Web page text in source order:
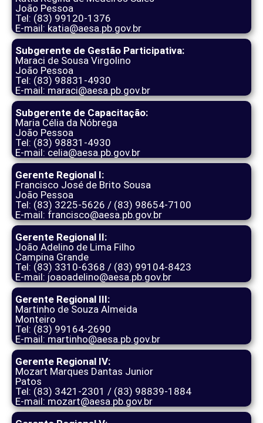
João Pessoa
Tel: (83) 99120-1376
E-mail: katia@aesa.pb.gov.br
Subgerente de Gestão Participativa:
Maraci de Sousa Virgolino
João Pessoa
Tel: (83) 98831-4930
E-mail: maraci@aesa.pb.gov.br
Subgerente de Capacitação:
Maria Célia da Nóbrega
João Pessoa
Tel: (83) 98831-4930
E-mail: celia@aesa.pb.gov.br
Gerente Regional I:
Francisco José de Brito Sousa
João Pessoa
Tel: (83) 3225-5626 / (83) 98654-7100
E-mail: francisco@aesa.pb.gov.br
Gerente Regional II:
João Adelino de Lima Filho
Campina Grande
Tel: (83) 3310-6368 / (83) 99104-8423
E-mail: joaoadelino@aesa.pb.gov.br
Gerente Regional III:
Martinho de Souza Almeida
Monteiro
Tel: (83) 99164-2690
E-mail: martinho@aesa.pb.gov.br
Gerente Regional IV:
Mozart Marques Dantas Junior
Patos
Tel: (83) 3421-2301 / (83) 98839-1884
E-mail: mozart@aesa.pb.gov.br